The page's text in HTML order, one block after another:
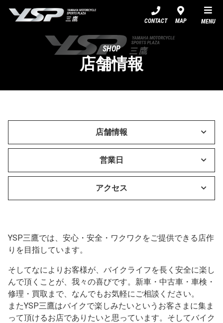
CONTACT MAP MENU
SHOP
店舗情報
店舗情報
営業日
アクセス
YSP三鷹では、安心・安全・ワクワクをご提供できる店作
りを目指しています。
そしてなによりお客様が、バイクライフを長く安全に楽し
んで頂くことが、我々の喜びです。新車・中古車・車検・
修理・買取まで、なんでもお気軽にご相談ください。
またYSP三鷹はバイクで楽しみたいというお客さまに集ま
って頂けるお店でありたいと思っています。そしてバイク